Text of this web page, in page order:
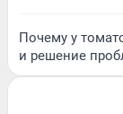
Почему у
и решение